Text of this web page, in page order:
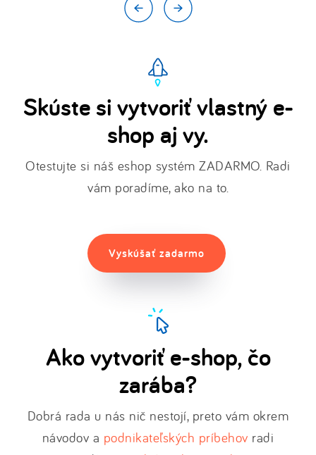
Skúste si vytvoriť vlastný e-
shop aj vy.
Otestujte si náš eshop systém ZADARMO. Radi
vám poradíme, ako na to.
Vyskúšať zadarmo
Ako vytvoriť e-shop, čo
zarába?
Dobrá rada u nás nič nestojí, preto vám okrem
návodov a podnikateľských príbehov radi